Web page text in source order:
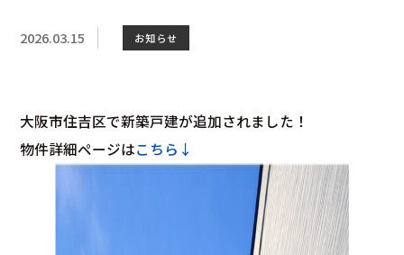
2026.03.15 お知らせ
大阪市住吉区で新築戸建が追加されました！
物件詳細ページはこちら↓